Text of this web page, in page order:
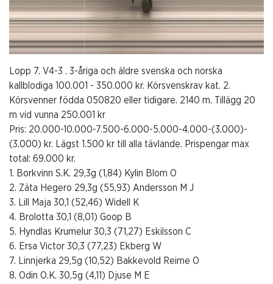
Lopp 7. V4-3 . 3-åriga och äldre svenska och norska
kallblodiga 100.001 - 350.000 kr. Körsvenskrav kat. 2.
Körsvenner födda 050820 eller tidigare. 2140 m. Tillägg 20
m vid vunna 250.001 kr
Pris: 20.000-10.000-7.500-6.000-5.000-4.000-(3.000)-
(3.000) kr. Lägst 1.500 kr till alla tävlande. Prispengar max
total: 69.000 kr.
1. Borkvinn S.K. 29,3g (1,84) Kylin Blom O
2. Zäta Hegero 29,3g (55,93) Andersson M J
3. Lill Maja 30,1 (52,46) Widell K
4. Brolotta 30,1 (8,01) Goop B
5. Hyndlas Krumelur 30,3 (71,27) Eskilsson C
6. Ersa Victor 30,3 (77,23) Ekberg W
7. Linnjerka 29,5g (10,52) Bakkevold Reime O
8. Odin O.K. 30,5g (4,11) Djuse M E